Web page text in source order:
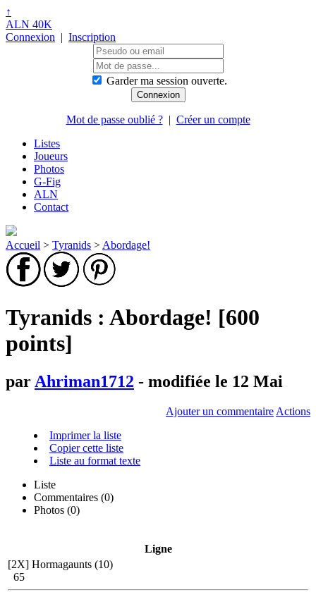
↑
ALN 40K
Connexion | Inscription
Garder ma session ouverte.
Mot de passe oublié ?| Créer un compte
Listes
Joueurs
Photos
G-Fig
ALN
Contact
Accueil > Tyranids > Abordage!
Tyranids : Abordage! [600
points]
par Ahriman1712 - modifiée le 12 Mai
Ajouter un commentaire Actions
Imprimer la liste
Copier cette liste
Liste au format texte
Liste
Commentaires (0)
Photos (0)
Ligne
[2X] Hormagaunts (10)
65